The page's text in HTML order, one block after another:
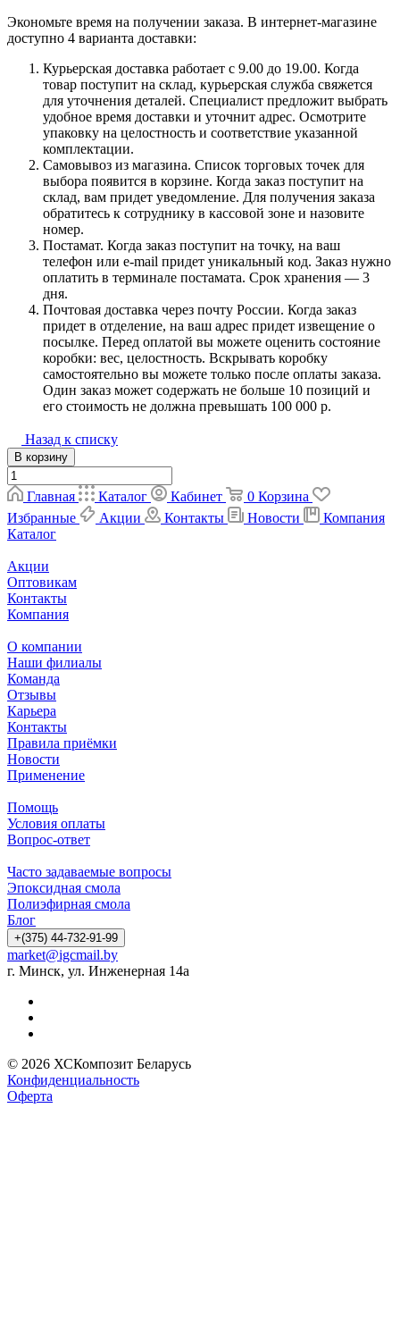
Экономьте время на получении заказа. В интернет-магазине
доступно 4 варианта доставки:
Курьерская доставка работает с 9.00 до 19.00. Когда
товар поступит на склад, курьерская служба свяжется
для уточнения деталей. Специалист предложит выбрать
удобное время доставки и уточнит адрес. Осмотрите
упаковку на целостность и соответствие указанной
комплектации.
Самовывоз из магазина. Список торговых точек для
выбора появится в корзине. Когда заказ поступит на
склад, вам придет уведомление. Для получения заказа
обратитесь к сотруднику в кассовой зоне и назовите
номер.
Постамат. Когда заказ поступит на точку, на ваш
телефон или e-mail придет уникальный код. Заказ нужно
оплатить в терминале постамата. Срок хранения — 3
дня.
Почтовая доставка через почту России. Когда заказ
придет в отделение, на ваш адрес придет извещение о
посылке. Перед оплатой вы можете оценить состояние
коробки: вес, целостность. Вскрывать коробку
самостоятельно вы можете только после оплаты заказа.
Один заказ может содержать не больше 10 позиций и
его стоимость не должна превышать 100 000 р.
Назад к списку
В корзину
Главная Каталог Кабинет 0 Корзина
Избранные
Акции Контакты Новости
Компания
Каталог
Акции
Оптовикам
Контакты
Компания
О компании
Наши филиалы
Команда
Отзывы
Карьера
Контакты
Правила приёмки
Новости
Применение
Помощь
Условия оплаты
Вопрос-ответ
Часто задаваемые вопросы
Эпоксидная смола
Полиэфирная смола
Блог
+(375) 44-732-91-99
market@igcmail.by
г. Минск, ул. Инженерная 14а
© 2026 ХСКомпозит Беларусь
Конфиденциальность
Оферта